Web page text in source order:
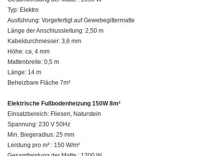
Typ: Elektro
Ausführung: Vorgefertigt auf Gewebegittermatte
Länge der Anschlussleitung: 2,50 m
Kabeldurchmesser: 3,6 mm
Höhe: ca, 4 mm
Mattenbreite: 0,5 m
Länge: 14 m
Beheizbare Fläche 7m²
Elektrische Fußbodenheizung 150W 8m²
Einsatzbereich: Fliesen, Naturstein
Spannung: 230 V 50Hz
Min. Biegeradius: 25 mm
Leistung pro m² : 150 W/m²